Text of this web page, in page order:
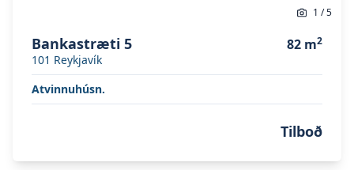
1 /5
Bankastræti 5
101 Reykjavík
82 m2
Atvinnuhúsn.
Tilboð